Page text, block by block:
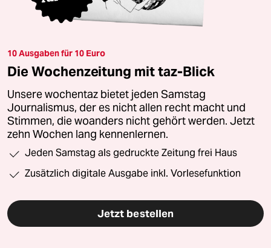
10 Ausgaben für 10 Euro
Die Wochenzeitung mit taz-Blick
Unsere wochentaz bietet jeden Samstag
Journalismus, der es nicht allen recht macht und
Stimmen, die woanders nicht gehört werden. Jetzt
zehn Wochen lang kennenlernen.
Jeden Samstag als gedruckte Zeitung frei Haus
Zusätzlich digitale Ausgabe inkl. Vorlesefunktion
Jetzt bestellen